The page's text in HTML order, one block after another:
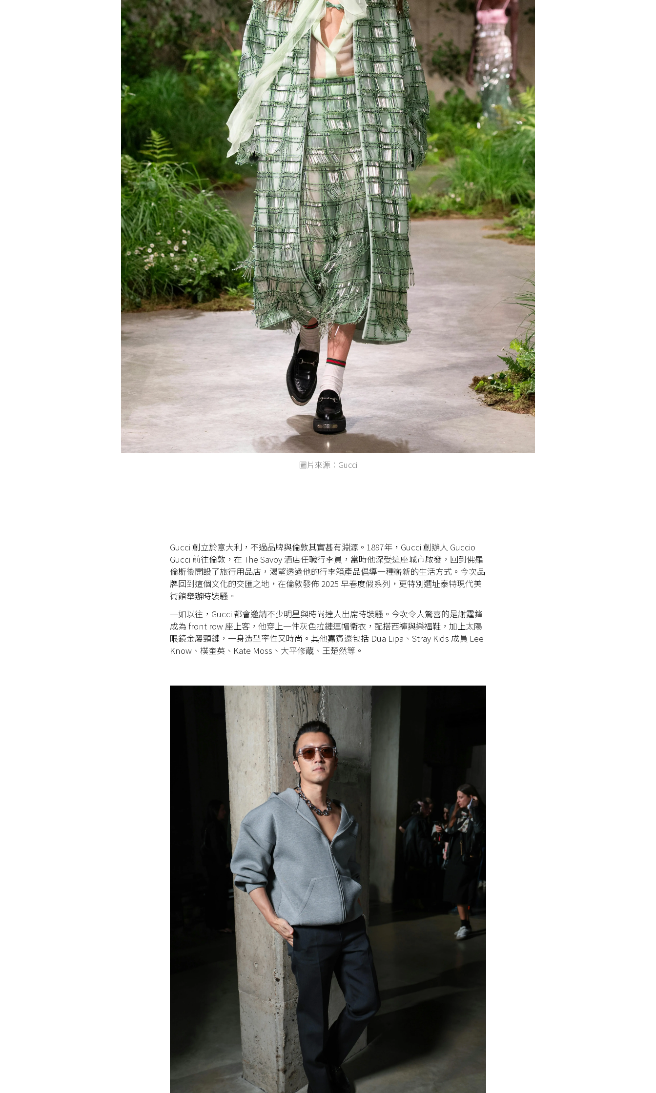
圖片來源：Gucci
Gucci 創立於意大利，不過品牌與倫敦其實甚有淵源。1897年，Gucci 創辦人 Guccio
Gucci 前往倫敦，在 The Savoy 酒店任職行李員，當時他深受這座城市啟發，回到佛羅
倫斯後開設了旅行用品店，渴望透過他的行李箱產品倡導一種嶄新的生活方式。今次品
牌回到這個文化的交匯之地，在倫敦發佈 2025 早春度假系列，更特別選址泰特現代美
術館舉辦時裝騷。
一如以往，Gucci 都會邀請不少明星與時尚達人出席時裝騷。今次令人驚喜的是謝霆鋒
成為 front row 座上客，他穿上一件灰色拉鏈連帽衞衣，配搭西褲與樂福鞋，加上太陽
眼鏡金屬頸鏈，一身造型率性又時尚。其他嘉賓還包括 Dua Lipa、Stray Kids 成員 Lee
Know、樸奎英、Kate Moss、大平修蔵、王楚然等。